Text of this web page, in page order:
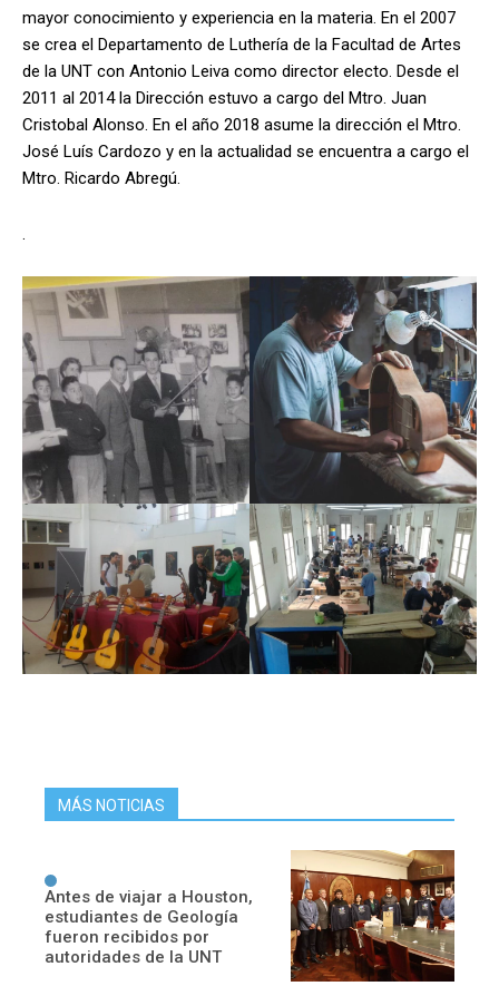
mayor conocimiento y experiencia en la materia. En el 2007
se crea el Departamento de Luthería de la Facultad de Artes
de la UNT con Antonio Leiva como director electo. Desde el
2011 al 2014 la Dirección estuvo a cargo del Mtro. Juan
Cristobal Alonso. En el año 2018 asume la dirección el Mtro.
José Luís Cardozo y en la actualidad se encuentra a cargo el
Mtro. Ricardo Abregú.
.
MÁS NOTICIAS
Antes de viajar a Houston,
estudiantes de Geología
fueron recibidos por
autoridades de la UNT